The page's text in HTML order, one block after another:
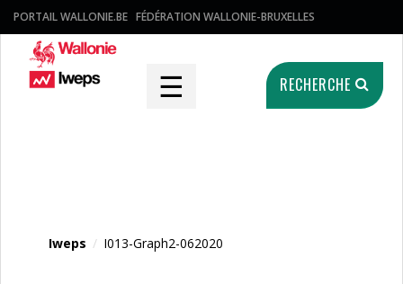
PORTAIL WALLONIE.BE FÉDÉRATION WALLONIE-BRUXELLES
☰ RECHERCHE
Iweps / I013-Graph2-062020